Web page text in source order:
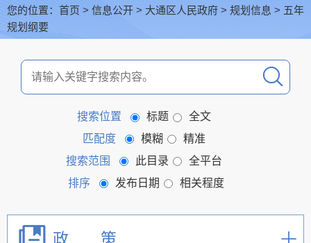
您的位置： 首页 > 信息公开 > 大通区人民政府 > 规划信息 > 五年
规划纲要
搜索位置 标题
全文
匹配度
模糊
精准
搜索范围
此目录
全平台
排序
发布日期 相关程度
政 策